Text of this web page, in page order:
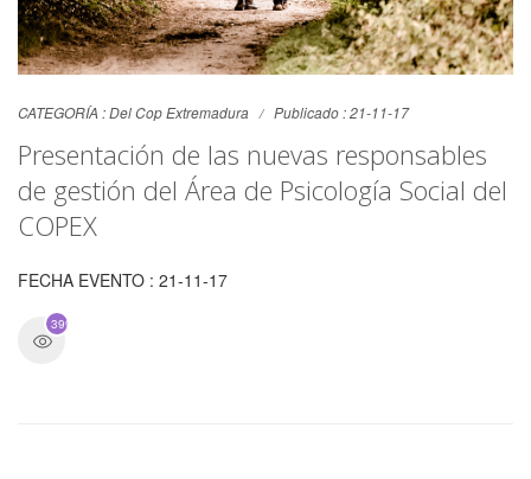
CATEGORÍA :Del Cop Extremadura Publicado : 21-11-17
Presentación de las nuevas responsables
de gestión del Área de Psicología Social del
COPEX
FECHA EVENTO : 21-11-17
3994